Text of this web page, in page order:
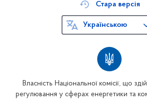
Власність Національної комісії, що
регулювання у сферах енергетики та
Стара версія
Українською